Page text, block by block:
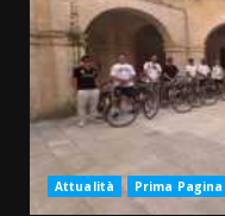
Attualità Prima Pagina